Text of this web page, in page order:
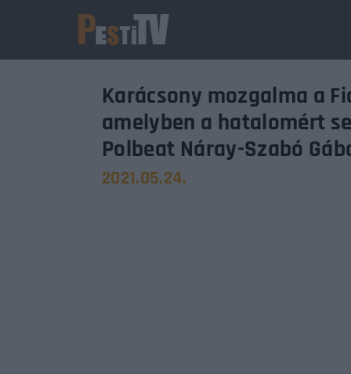
Karácsony mozgalma a
amelyben a hatalomért
Polbeat Náray-Szabó
2021.05.24.